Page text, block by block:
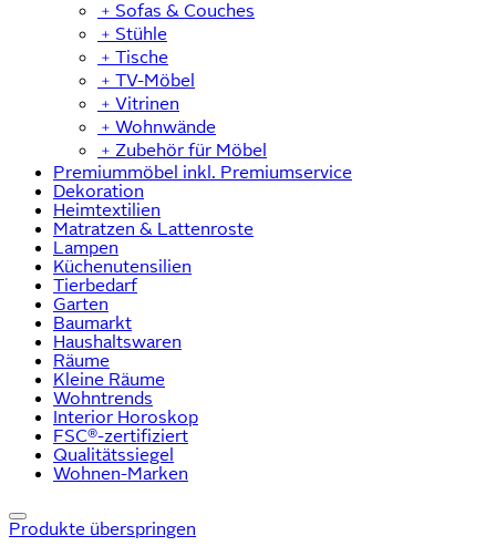
﹢ Sofas & Couches
﹢ Stühle
﹢ Tische
﹢ TV-Möbel
﹢ Vitrinen
﹢ Wohnwände
﹢ Zubehör für Möbel
Premiummöbel inkl. Premiumservice
Dekoration
Heimtextilien
Matratzen & Lattenroste
Lampen
Küchenutensilien
Tierbedarf
Garten
Baumarkt
Haushaltswaren
Räume
Kleine Räume
Wohntrends
Interior Horoskop
FSC®-zertifiziert
Qualitätssiegel
Wohnen-Marken
Produkte überspringen